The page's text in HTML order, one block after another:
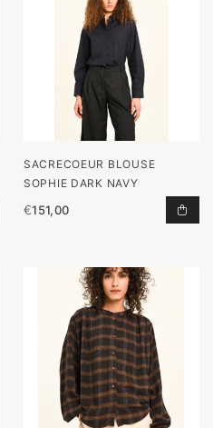
SOPHIE SIEL TOEVOEGEN
SACRECOEUR BLOUSE
SOPHIE DARK NAVY
€151,00